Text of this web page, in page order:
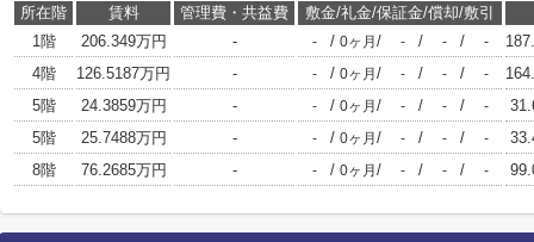
所在階 賃料 管理費・共益費
敷金/礼金/保証金/償却/敷引
1階
206.349万円 - - / 0ヶ月 / - / - / -
4階
126.5187万円 - - / 0ヶ月 / - / - / -
5階
24.3859万円 - - / 0ヶ月 / - / - / -
5階
25.7488万円 - - / 0ヶ月 / - / - / -
8階
76.2685万円 - - / 0ヶ月 / - / - / -